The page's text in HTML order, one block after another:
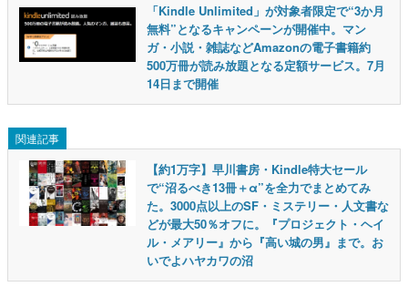
「Kindle Unlimited」が対象者限定で“3か月
無料”となるキャンペーンが開催中。マン
ガ・小説・雑誌などAmazonの電子書籍約
500万冊が読み放題となる定額サービス。7月
14日まで開催
関連記事
【約1万字】早川書房・Kindle特大セール
で“沼るべき13冊＋α”を全力でまとめてみ
た。3000点以上のSF・ミステリー・人文書な
どが最大50％オフに。『プロジェクト・ヘイ
ル・メアリー』から『高い城の男』まで。お
いでよハヤカワの沼